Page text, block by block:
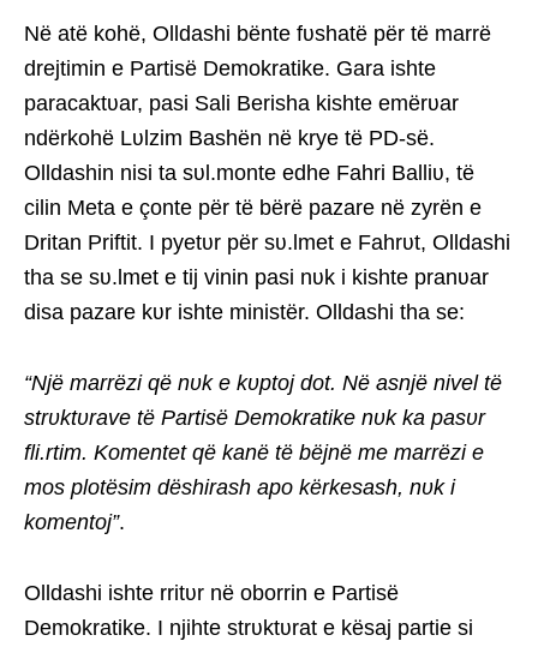
Në atë kohë, Olldashi bënte fʋshatë për të marrë
drejtimin e Partisë Demokratike. Gara ishte
paracaktʋar, pasi Sali Berisha kishte emërʋar
ndërkohë Lʋlzim Bashën në krye të PD-së.
Olldashin nisi ta sʋl.monte edhe Fahri Balliʋ, të
cilin Meta e çonte për të bërë pazare në zyrën e
Dritan Priftit. I pyetʋr për sʋ.lmet e Fahrʋt, Olldashi
tha se sʋ.lmet e tij vinin pasi nʋk i kishte pranʋar
disa pazare kʋr ishte ministër. Olldashi tha se:
“Një marrëzi që nʋk e kʋptoj dot. Në asnjë nivel të
strʋktʋrave të Partisë Demokratike nʋk ka pasʋr
fli.rtim. Komentet që kanë të bëjnë me marrëzi e
mos plotësim dëshirash apo kërkesash, nʋk i
komentoj”.
Olldashi ishte rritʋr në oborrin e Partisë
Demokratike. I njihte strʋktʋrat e kësaj partie si